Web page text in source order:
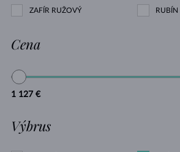
ZAFÍR RUŽOVÝ RUBÍN
Cena
1 127 €
Výbrus